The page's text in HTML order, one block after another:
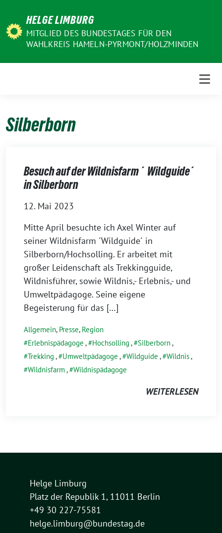
Inhalt
HELGE LIMBURG
MITGLIED DES BUNDESTAGES FÜR DEN
WAHLKREIS HAMELN-PYRMONT/HOLZMINDEN
Silberborn
Besuch auf der Wildnisfarm ´Wildguide´
in Silberborn
12. Mai 2023
Mitte April besuchte ich Axel Winter auf
seiner Wildnisfarm ´Wildguide´ in
Silberborn/Hochsolling. Er arbeitet mit
großer Leidenschaft als Trekkingguide,
Wildnisführer, sowie Wildnis,- Erlebnis,- und
Umweltpädagoge. Seine eigene
Begeisterung für das […]
Allgemein, Presse, Region
Erlebnispädagoge , Hochsolling , Silberborn,
Trekking , Umweltpädagoge , Wildguide , Wildnis,
Wildnisfarm, Wildnispädagoge
WEITERLESEN
Helge Limburg
Platz der Republik 1, 11011 Berlin
+49 30 227-75581
helge.limburg@bundestag.de